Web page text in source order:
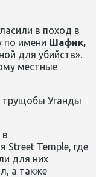
в поход в
по имени Шафик,
для убийств».
местные
в
Street Temple, где
для них
а также